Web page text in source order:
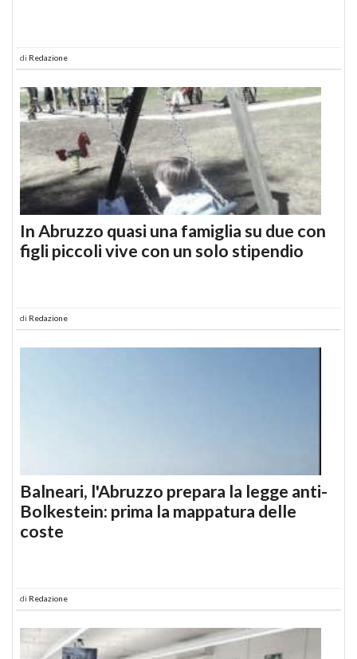
di Redazione
In Abruzzo quasi una famiglia su due con
figli piccoli vive con un solo stipendio
di Redazione
Balneari, l'Abruzzo prepara la legge anti-
Bolkestein: prima la mappatura delle
coste
di Redazione